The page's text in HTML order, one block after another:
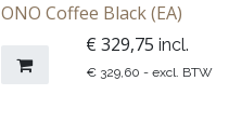
ONO Coffee Black (EA)
€ 329,75 incl.
€ 329,60 - excl. BTW